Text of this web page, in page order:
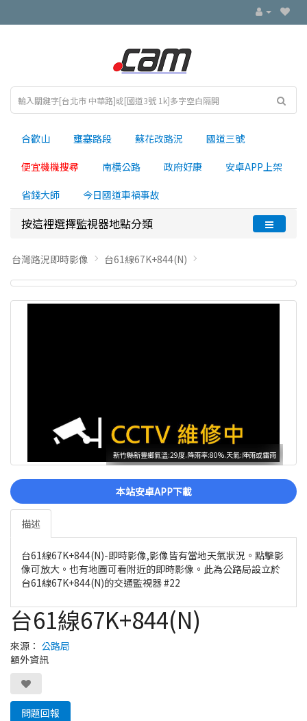
合歡山 壅塞路段 蘇花改路況 國道三號
便宜機機搜尋 南横公路 政府好康 安卓APP上架
省錢大師 今日國道車禍事故
按這裡選擇監視器地點分類
台灣路況即時影像 台61線67K+844(N)
新竹縣新豐鄉氣溫:29度.降雨率:80%.天氣:陣雨或雷雨
本站安卓APP下載
描述
台61線67K+844(N)-即時影像,影像皆有當地天氣狀況。點擊影
像可放大。也有地圖可看附近的即時影像。此為公路局設立於
台61線67K+844(N)的交通監視器 #22
台61線67K+844(N)
來源： 公路局
額外資訊
問題回報